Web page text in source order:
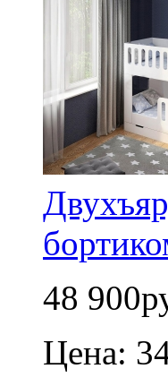
48
Цена: